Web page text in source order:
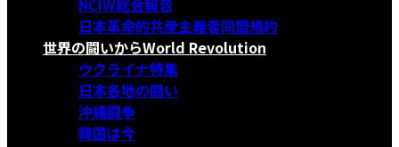
NCIW総会報告
日本革命的共産主義者同盟規約
世界の闘いからWorld Revolution
ウクライナ特集
日本各地の闘い
沖縄闘争
韓国は今